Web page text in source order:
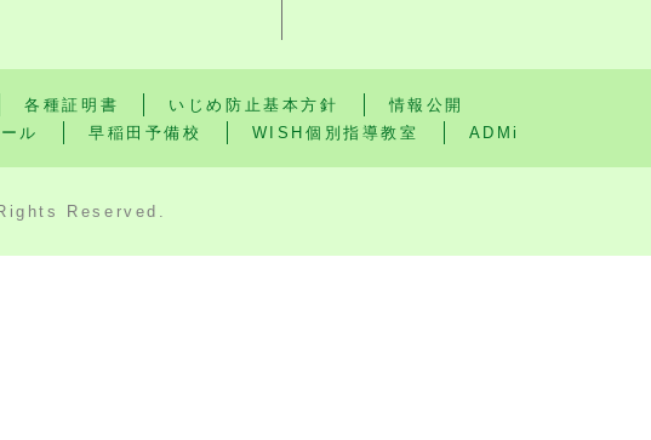
各種証明書 いじめ防止基本方針
情報公開
ル 早稲田予備校 WISH個別指導教室 ADMi
Reserved.